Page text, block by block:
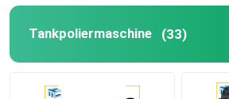
Maschine zum Polieren von Draht
Blechpoliermaschine
Tankpoliermaschine (33)